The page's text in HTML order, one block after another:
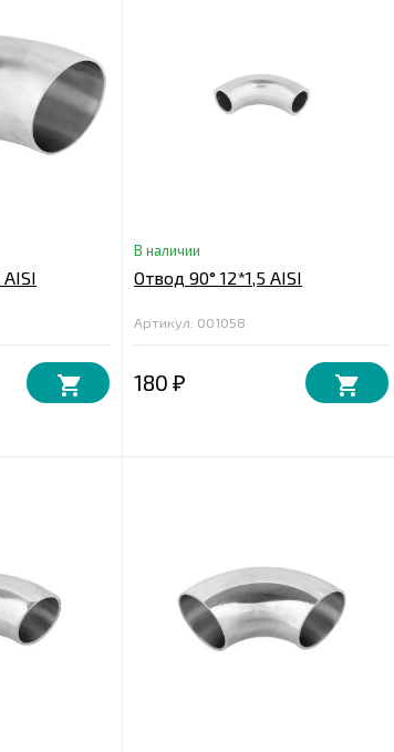
В наличии
Отвод 90° 12*1,5 AISI
Артикул: 001058
180 ₽